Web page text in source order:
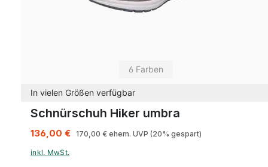
6 Farben
In vielen Größen verfügbar
Schnürschuh Hiker umbra
136,00 € 170,00 € ehem. UVP (20% gespart)
inkl. MwSt.